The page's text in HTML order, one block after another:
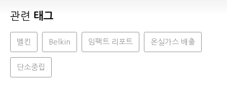
관련 태그
벨킨 Belkin 임팩트 리포트 온실가스 배출
단소중립